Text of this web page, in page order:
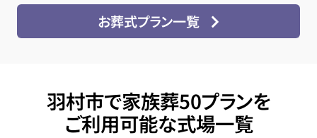
お葬式プラン一覧
羽村市で家族葬50プランを
ご利用可能な式場一覧